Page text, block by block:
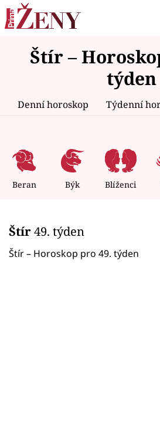
Trendy: Polabí Inspekce
Proměny
Témata
Celebrity
Seriály
Štír –
týden
Denní horoskop Týdenní
Beran Býk Blíženci
Štír49. týden
Štír – Horoskop pro 49. týden